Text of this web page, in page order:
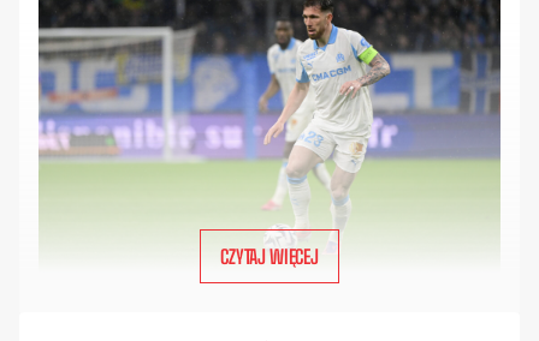
CZYTAJ WIĘCEJ